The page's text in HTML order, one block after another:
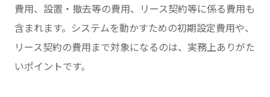
費用、設置・撤去等の費用、リース契約等に係る費用も
含まれます。システムを動かすための初期設定費用や、
リース契約の費用まで対象になるのは、実務上ありがた
いポイントです。